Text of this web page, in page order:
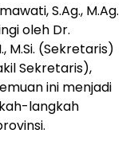
S.Ag., M.Ag.
oleh Dr.
M.Si. (Sekretaris)
Sekretaris),
ini menjadi
langkah